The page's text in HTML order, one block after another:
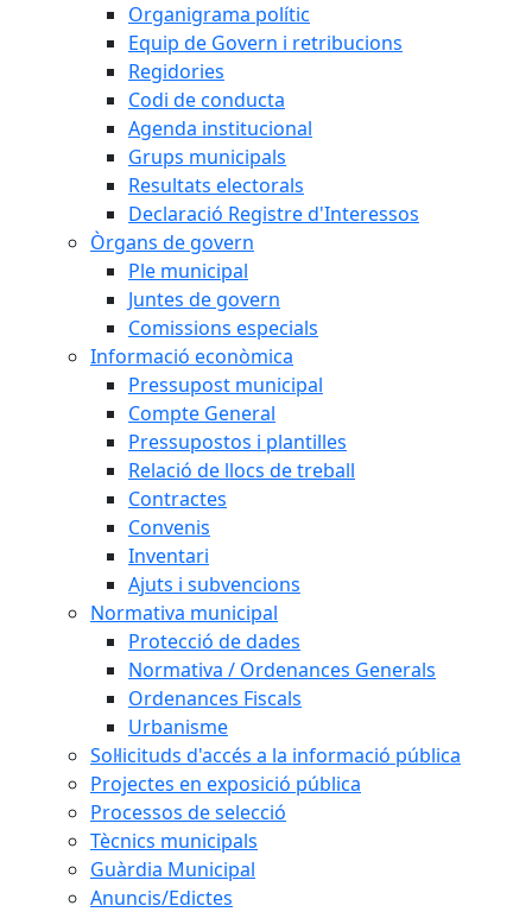
Organigrama polític
Equip de Govern i retribucions
Regidories
Codi de conducta
Agenda institucional
Grups municipals
Resultats electorals
Declaració Registre d'Interessos
Òrgans de govern
Ple municipal
Juntes de govern
Comissions especials
Informació econòmica
Pressupost municipal
Compte General
Pressupostos i plantilles
Relació de llocs de treball
Contractes
Convenis
Inventari
Ajuts i subvencions
Normativa municipal
Protecció de dades
Normativa / Ordenances Generals
Ordenances Fiscals
Urbanisme
Sol·licituds d'accés a la informació pública
Projectes en exposició pública
Processos de selecció
Tècnics municipals
Guàrdia Municipal
Anuncis/Edictes